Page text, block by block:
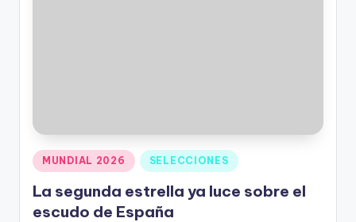
MUNDIAL 2026 SELECCIONES
La segunda estrella ya luce sobre el
escudo de España